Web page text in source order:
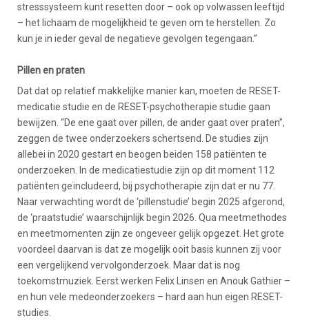
stresssysteem kunt resetten door – ook op volwassen leeftijd
– het lichaam de mogelijkheid te geven om te herstellen. Zo
kun je in ieder geval de negatieve gevolgen tegengaan.”
Pillen en praten
Dat dat op relatief makkelijke manier kan, moeten de RESET-
medicatie studie en de RESET-psychotherapie studie gaan
bewijzen. “De ene gaat over pillen, de ander gaat over praten”,
zeggen de twee onderzoekers schertsend. De studies zijn
allebei in 2020 gestart en beogen beiden 158 patiënten te
onderzoeken. In de medicatiestudie zijn op dit moment 112
patiënten geïncludeerd, bij psychotherapie zijn dat er nu 77.
Naar verwachting wordt de ‘pillenstudie’ begin 2025 afgerond,
de ‘praatstudie’ waarschijnlijk begin 2026. Qua meetmethodes
en meetmomenten zijn ze ongeveer gelijk opgezet. Het grote
voordeel daarvan is dat ze mogelijk ooit basis kunnen zij voor
een vergelijkend vervolgonderzoek. Maar dat is nog
toekomstmuziek. Eerst werken Felix Linsen en Anouk Gathier –
en hun vele medeonderzoekers – hard aan hun eigen RESET-
studies.